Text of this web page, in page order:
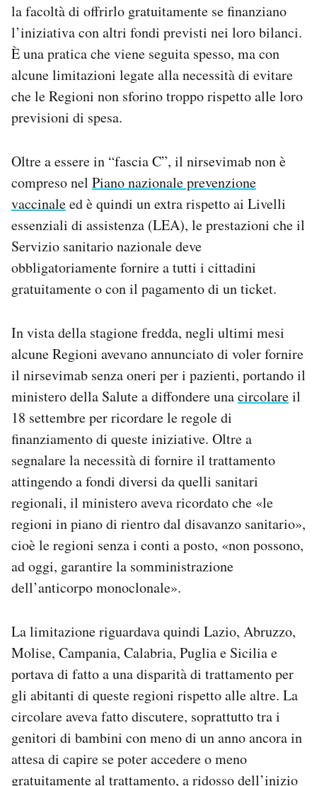
la facoltà di offrirlo gratuitamente se finanziano
l’iniziativa con altri fondi previsti nei loro bilanci.
È una pratica che viene seguita spesso, ma con
alcune limitazioni legate alla necessità di evitare
che le Regioni non sforino troppo rispetto alle loro
previsioni di spesa.
Oltre a essere in “fascia C”, il nirsevimab non è
compreso nel Piano nazionale prevenzione
vaccinaleed è quindi un extra rispetto ai Livelli
essenziali di assistenza (LEA), le prestazioni che il
Servizio sanitario nazionale deve
obbligatoriamente fornire a tutti i cittadini
gratuitamente o con il pagamento di un ticket.
In vista della stagione fredda, negli ultimi mesi
alcune Regioni avevano annunciato di voler fornire
il nirsevimab senza oneri per i pazienti, portando il
ministero della Salute a diffondere unacircolareil
18 settembre per ricordare le regole di
finanziamento di queste iniziative. Oltre a
segnalare la necessità di fornire il trattamento
attingendo a fondi diversi da quelli sanitari
regionali, il ministero aveva ricordato che «le
regioni in piano di rientro dal disavanzo sanitario»,
cioè le regioni senza i conti a posto, «non possono,
ad oggi, garantire la somministrazione
dell’anticorpo monoclonale».
La limitazione riguardava quindi Lazio, Abruzzo,
Molise, Campania, Calabria, Puglia e Sicilia e
portava di fatto a una disparità di trattamento per
gli abitanti di queste regioni rispetto alle altre. La
circolare aveva fatto discutere, soprattutto tra i
genitori di bambini con meno di un anno ancora in
attesa di capire se poter accedere o meno
gratuitamente al trattamento, a ridosso dell’inizio